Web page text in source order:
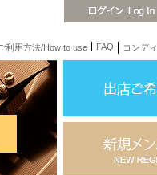
利用方法/How to use FAQ コンデ